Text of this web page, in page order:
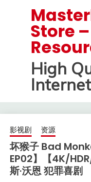
Store
High
影视剧 资源
坏猴子 Bad
EP02】【4K/
斯·沃恩 犯罪喜剧